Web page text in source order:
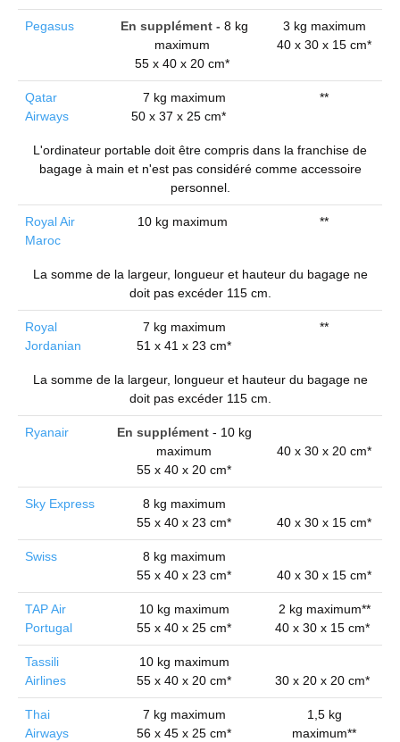
Pegasus En supplément - 8 kg
maximum
55 x 40 x 20 cm*
3 kg maximum
40 x 30 x 15 cm*
Qatar
Airways
7 kg maximum
50 x 37 x 25 cm*
**
L'ordinateur portable doit être compris dans la franchise de
bagage à main et n'est pas considéré comme accessoire
personnel.
Royal Air
Maroc
10 kg maximum **
La somme de la largeur, longueur et hauteur du bagage ne
doit pas excéder 115 cm.
Royal
Jordanian
7 kg maximum
51 x 41 x 23 cm*
**
La somme de la largeur, longueur et hauteur du bagage ne
doit pas excéder 115 cm.
Ryanair En supplément- 10 kg
maximum
55 x 40 x 20 cm*
40 x 30 x 20 cm*
Sky Express
8 kg maximum
55 x 40 x 23 cm*
40 x 30 x 15 cm*
Swiss
8 kg maximum
55 x 40 x 23 cm*
40 x 30 x 15 cm*
TAP Air
Portugal
10 kg maximum
55 x 40 x 25 cm*
2 kg maximum**
40 x 30 x 15 cm*
Tassili
Airlines
10 kg maximum
55 x 40 x 20 cm*
30 x 20 x 20 cm*
Thai
Airways
7 kg maximum
56 x 45 x 25 cm*
1,5 kg
maximum**